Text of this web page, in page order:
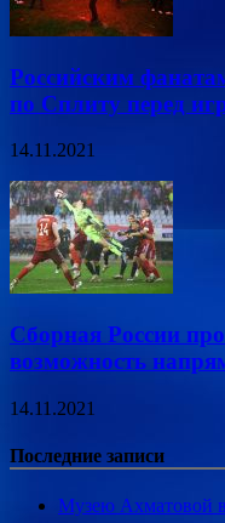
Российским
по Сплиту перед
14.11.2021
Сборная России
возможность
14.11.2021
Последние записи
Музею Ахматовой